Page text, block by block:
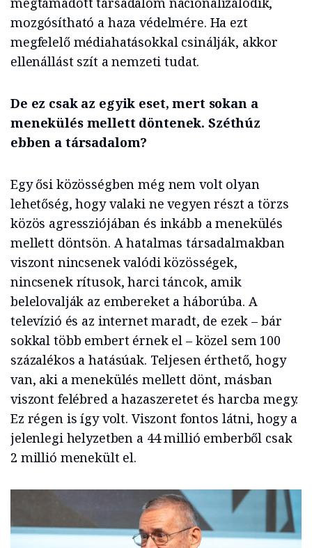
mozgósítható a haza védelmére. Ha ezt
megfelelő médiahatásokkal csinálják, akkor
ellenállást szít a nemzeti tudat.
De ez csak az egyik eset, mert sokan a
menekülés mellett döntenek. Széthúz
ebben a társadalom?
Egy ősi közösségben még nem volt olyan
lehetőség, hogy valaki ne vegyen részt a törzs
közös agressziójában és inkább a menekülés
mellett döntsön. A hatalmas társadalmakban
viszont nincsenek valódi közösségek,
nincsenek rítusok, harci táncok, amik
belelovalják az embereket a háborúba. A
televízió és az internet maradt, de ezek – bár
sokkal több embert érnek el – közel sem 100
százalékos a hatásúak. Teljesen érthető, hogy
van, aki a menekülés mellett dönt, másban
viszont felébred a hazaszeretet és harcba megy.
Ez régen is így volt. Viszont fontos látni, hogy a
jelenlegi helyzetben a 44 millió emberből csak
2 millió menekült el.